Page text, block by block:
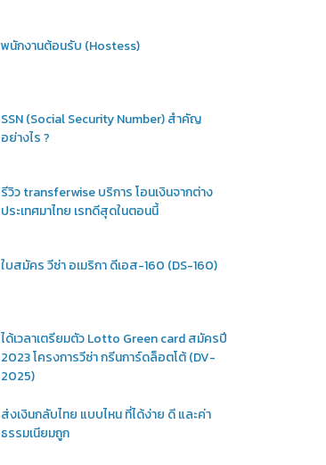
พนักงานต้อนรับ (Hostess)
SSN (Social Security Number) สำคัญ
อย่างไร ?
รีวิว transferwise บริการ โอนเงินจากต่าง
ประเทศมาไทย เรทดีสุดในตอนนี้
ใบสมัคร วีซ่า อเมริกา ดีเอส-160 (DS-160)
ได้เวลาเตรียมตัว Lotto Green card สมัครปี
2023 โครงการวีซ่า กรีนการ์ดล็อตโต้ (DV-
2025)
ส่งเงินกลับไทย แบบไหน ที่ได้ง่าย ดี และค่า
ธรรมเนียมถูก